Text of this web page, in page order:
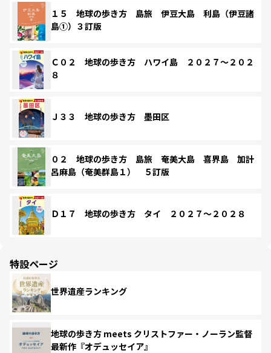
１５ 地球の歩き方 島旅 伊豆大島 利島（伊豆諸
島①）３訂版
Ｃ０２ 地球の歩き方 ハワイ島 ２０２７～２０２
８
Ｊ３３ 地球の歩き方 墨田区
０２ 地球の歩き方 島旅 奄美大島 喜界島 加計
呂麻島（奄美群島１） ５訂版
Ｄ１７ 地球の歩き方 タイ ２０２７～２０２８
特設ページ
世界遺産ランキング
地球の歩き方 meets クリストファー・ノーラン監督
最新作『オデュッセイア』